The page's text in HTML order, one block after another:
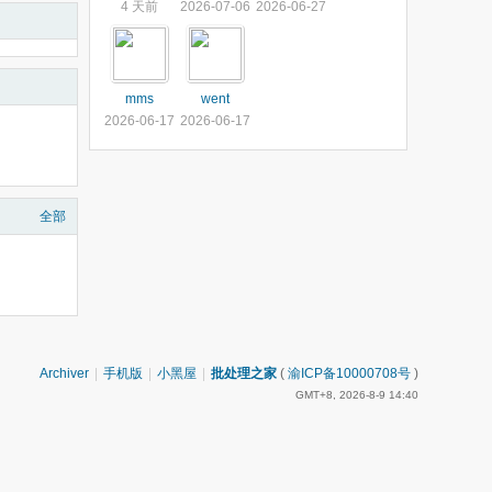
全部
4 天前 2026-07-06 2026-06-27
mms
2026-06-17
went
2026-06-17
Archiver 手机版 小黑屋 批处理之家 ( 渝ICP备10000708号 )
GMT+8, 2026-8-9 14:40